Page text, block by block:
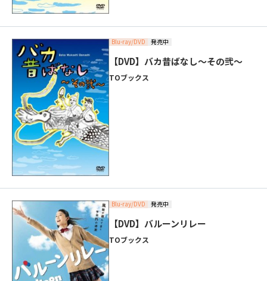
Blu-ray/DVD 発売中
【DVD】バカ昔ばなし～その弐～
TOブックス
Blu-ray/DVD 発売中
【DVD】バルーンリレー
TOブックス